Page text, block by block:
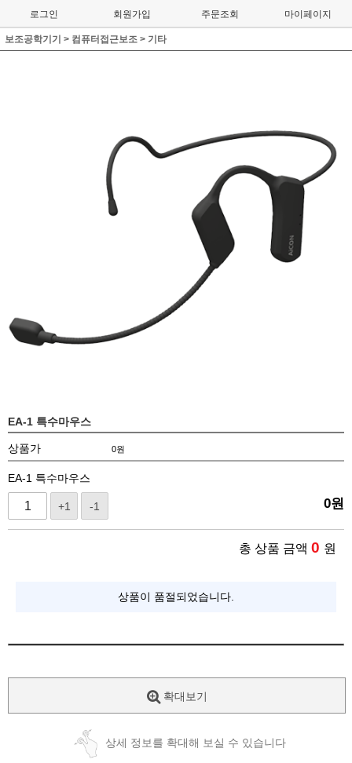
로그인 회원가입 주문조회 마이페이지
보조공학기기 > 컴퓨터접근보조 > 기타
EA-1 특수마우스
상품가 0원
EA-1 특수마우스
+1 -1 0원
총 상품 금액 0 원
상품이 품절되었습니다.
확대보기
상세 정보를 확대해 보실 수 있습니다